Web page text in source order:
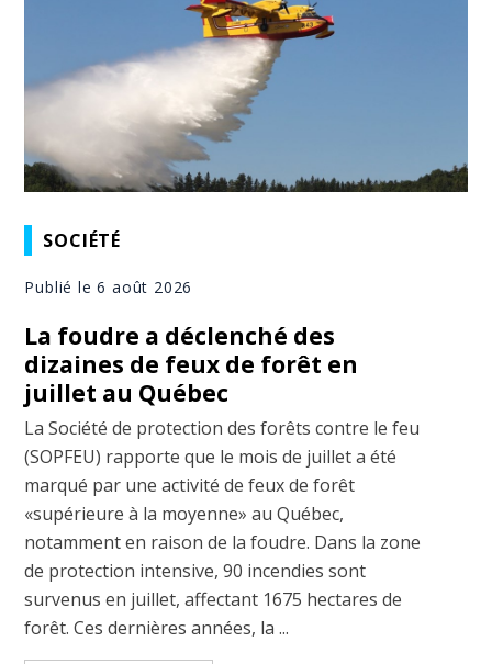
SOCIÉTÉ
Publié le 6 août 2026
La foudre a déclenché des
dizaines de feux de forêt en
juillet au Québec
La Société de protection des forêts contre le feu
(SOPFEU) rapporte que le mois de juillet a été
marqué par une activité de feux de forêt
«supérieure à la moyenne» au Québec,
notamment en raison de la foudre. Dans la zone
de protection intensive, 90 incendies sont
survenus en juillet, affectant 1675 hectares de
forêt. Ces dernières années, la ...